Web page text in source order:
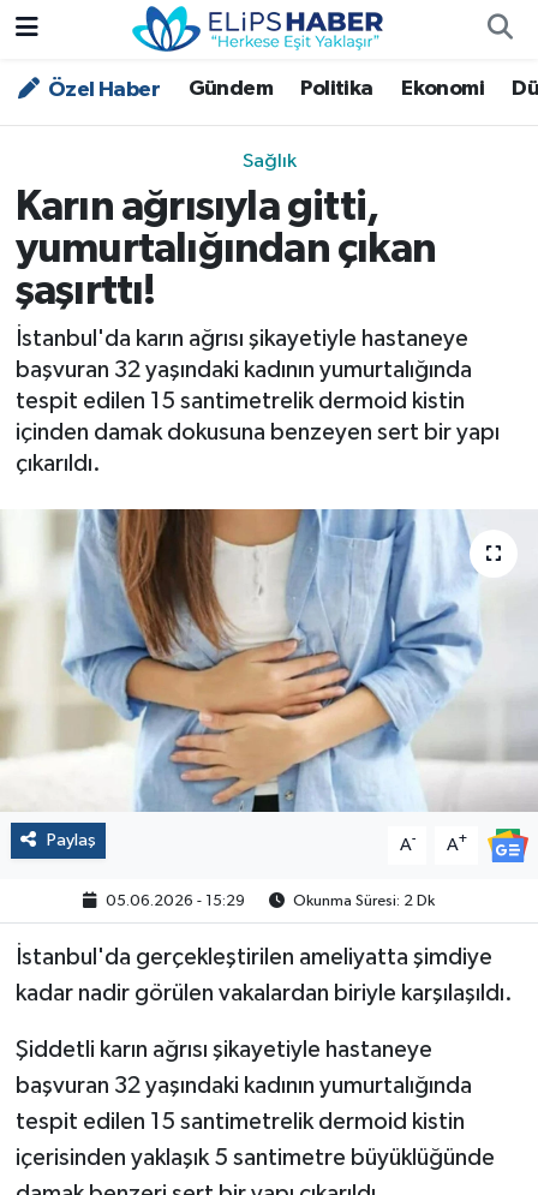
Özel Haber Gündem Politika Ekonomi
Sağlık
Karın ağrısıyla gitti,
yumurtalığından çıkan
şaşırttı!
İstanbul'da karın ağrısı şikayetiyle hastaneye
başvuran 32 yaşındaki kadının yumurtalığında
tespit edilen 15 santimetrelik dermoid kistin
içinden damak dokusuna benzeyen sert bir yapı
çıkarıldı.
Paylaş A- A+
05.06.2026 - 15:29 Okunma Süresi: 2 Dk
İstanbul'da gerçekleştirilen ameliyatta şimdiye
kadar nadir görülen vakalardan biriyle karşılaşıldı.
Şiddetli karın ağrısı şikayetiyle hastaneye
başvuran 32 yaşındaki kadının yumurtalığında
tespit edilen 15 santimetrelik dermoid kistin
içerisinden yaklaşık 5 santimetre büyüklüğünde
Özel Haber
Asayiş
Bilim - Teknoloji
Çevre - İklim
Dünya
Kültür - Sanat
Magazin
Politika
Sağlık
Spor
Çalışma Hayatı
Kadın
Yurt
2024 Seçim Sonuçları
Nöbetçi Eczaneler
Trafik Durumu
Süper Lig Puan Durumu ve Fikstür
Tüm Manşetler
Son Dakika Haberleri